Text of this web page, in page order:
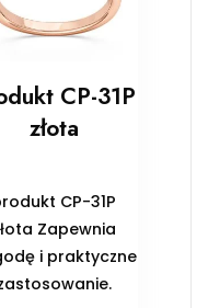
CP-31P
złota
CP-31P
Zapewnia
i praktyczne